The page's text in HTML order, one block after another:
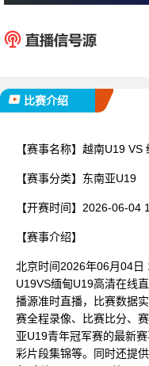
比赛介绍
【赛事名称】 越南U19 VS
【赛事分类】 东南亚U19
【开赛时间】 2026-06-04
【赛事介绍】
北京时间2026年06月04日
U19VS缅甸U19高清在线
播源准时直播，比赛数据
赛全程录像、比赛比分、
亚U19青年冠军赛的最新
彩片段集锦等。同时还提